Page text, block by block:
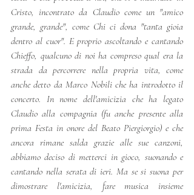
Cristo, incontrato da Claudio come un "amico
grande, grande", come Chi ci dona "tanta gioia
dentro al cuor". E proprio ascoltando e cantando
Chieffo, qualcuno di noi ha compreso qual era la
strada da percorrere nella propria vita, come
anche detto da Marco Nobili che ha introdotto il
concerto. In nome dell'amicizia che ha legato
Claudio alla compagnia (fu anche presente alla
prima Festa in onore del Beato Piergiorgio) e che
ancora rimane salda grazie alle sue canzoni,
abbiamo deciso di metterci in gioco, suonando e
cantando nella serata di ieri. Ma se si suona per
dimostrare l'amicizia, fare musica insieme